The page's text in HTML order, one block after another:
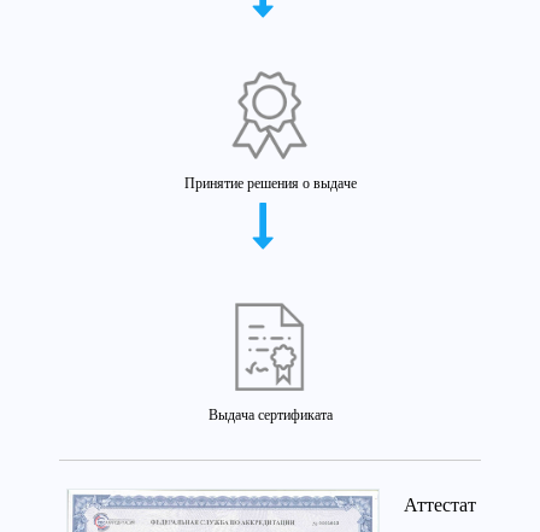
Принятие решения о выдаче
Выдача сертификата
Аттестат